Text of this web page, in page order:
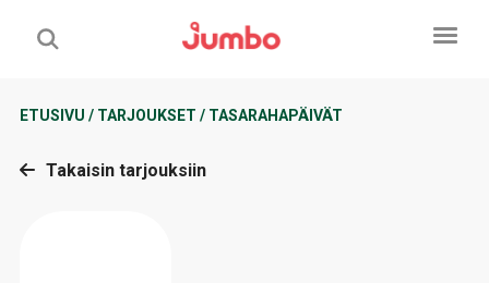
ETUSIVU / TARJOUKSET / TASARAHAPÄIVÄT
Takaisin tarjouksiin